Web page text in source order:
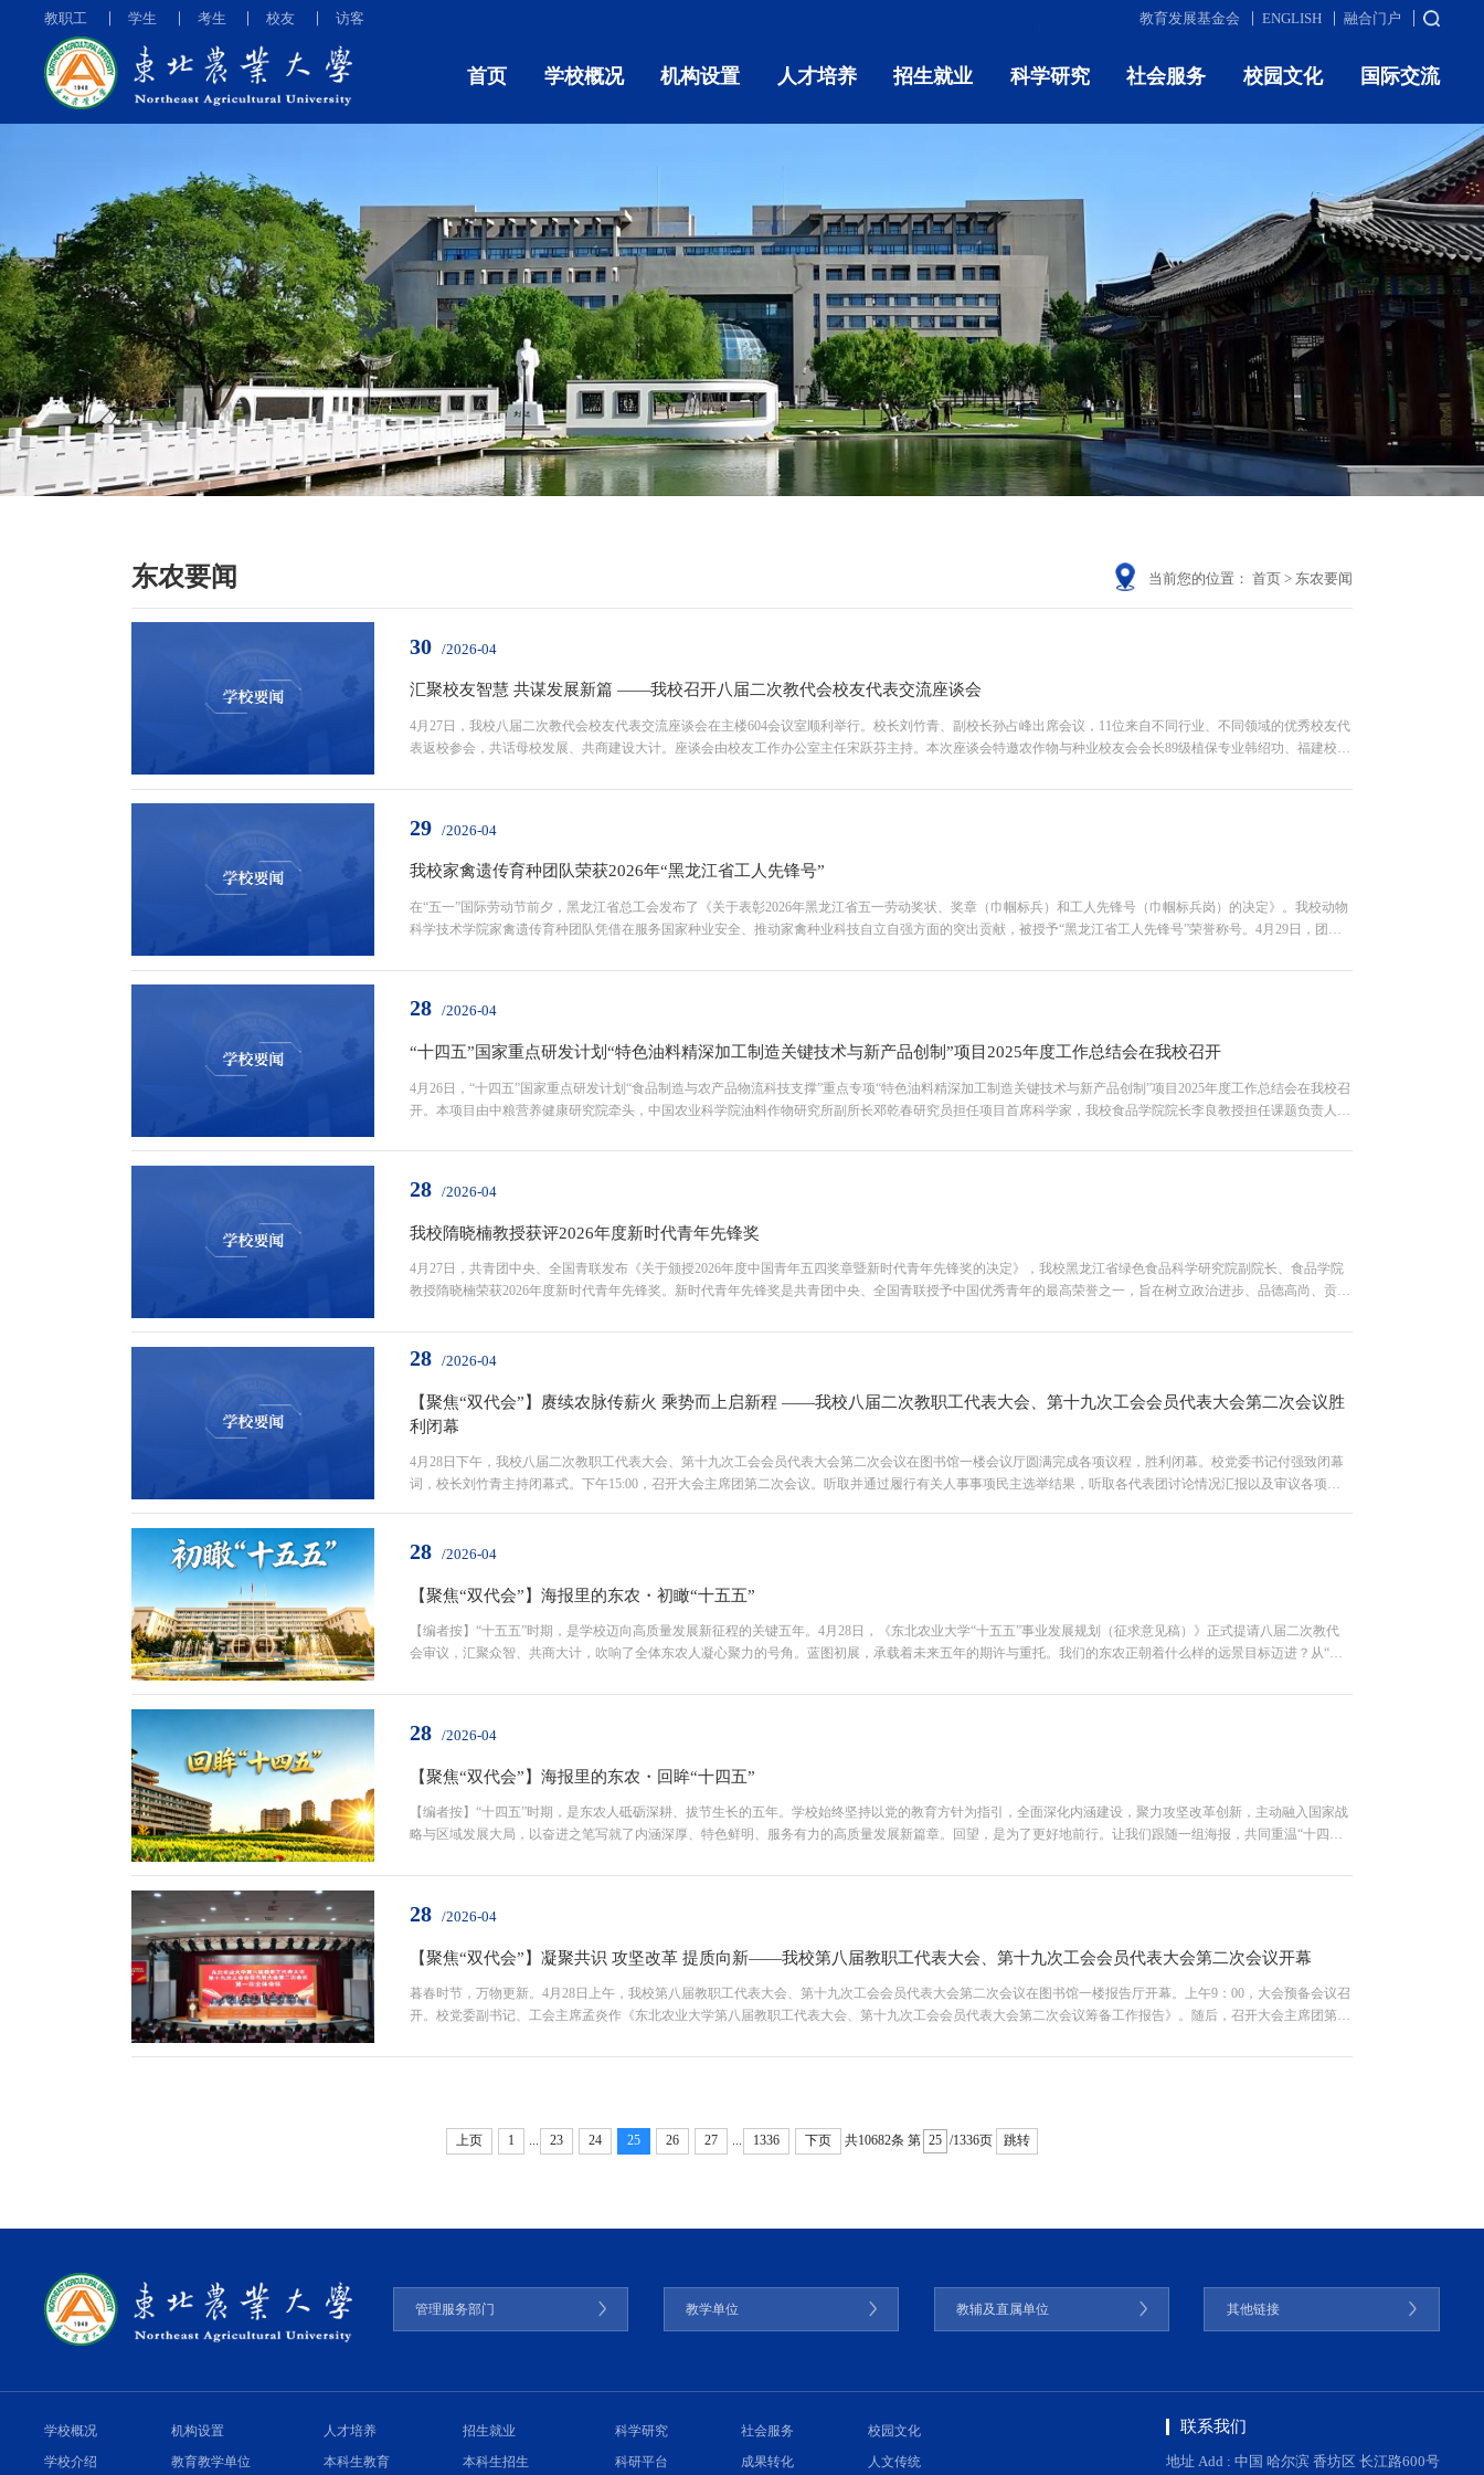
教职工 学生 考生 校友 访客 教育发展基金会 ENGLISH 融合门户
首页 学校概况 机构设置 人才培养 招生就业 科学研究 社会服务 校园文化 国际交流
东农要闻 当前您的位置： 首页 > 东农要闻
30 /2026-04
汇聚校友智慧 共谋发展新篇 ——我校召开八届二次教代会校友代表交流座谈会
4月27日，我校八届二次教代会校友代表交流座谈会在主楼604会议室顺利举行。校长刘竹青、副校长孙占峰出席会议，11位来自不同行业、不同领域的优秀校友代
表返校参会，共话母校发展、共商建设大计。座谈会由校友工作办公室主任宋跃芬主持。本次座谈会特邀农作物与种业校友会会长89级植保专业韩绍功、福建校友
29 /2026-04
我校家禽遗传育种团队荣获2026年“黑龙江省工人先锋号”
在“五一”国际劳动节前夕，黑龙江省总工会发布了《关于表彰2026年黑龙江省五一劳动奖状、奖章（巾帼标兵）和工人先锋号（巾帼标兵岗）的决定》。我校动物
科学技术学院家禽遗传育种团队凭借在服务国家种业安全、推动家禽种业科技自立自强方面的突出贡献，被授予“黑龙江省工人先锋号”荣誉称号。4月29日，团队
28 /2026-04
“十四五”国家重点研发计划“特色油料精深加工制造关键技术与新产品创制”项目2025年度工作总结会在我校召开
4月26日，“十四五”国家重点研发计划“食品制造与农产品物流科技支撑”重点专项“特色油料精深加工制造关键技术与新产品创制”项目2025年度工作总结会在我校召
开。本项目由中粮营养健康研究院牵头，中国农业科学院油料作物研究所副所长邓乾春研究员担任项目首席科学家，我校食品学院院长李良教授担任课题负责人。
28 /2026-04
我校隋晓楠教授获评2026年度新时代青年先锋奖
4月27日，共青团中央、全国青联发布《关于颁授2026年度中国青年五四奖章暨新时代青年先锋奖的决定》，我校黑龙江省绿色食品科学研究院副院长、食品学院
教授隋晓楠荣获2026年度新时代青年先锋奖。新时代青年先锋奖是共青团中央、全国青联授予中国优秀青年的最高荣誉之一，旨在树立政治进步、品德高尚、贡献
28 /2026-04
【聚焦“双代会”】赓续农脉传薪火 乘势而上启新程 ——我校八届二次教职工代表大会、第十九次工会会员代表大会第二次会议胜
利闭幕
4月28日下午，我校八届二次教职工代表大会、第十九次工会会员代表大会第二次会议在图书馆一楼会议厅圆满完成各项议程，胜利闭幕。校党委书记付强致闭幕
词，校长刘竹青主持闭幕式。下午15:00，召开大会主席团第二次会议。听取并通过履行有关人事事项民主选举结果，听取各代表团讨论情况汇报以及审议各项决
28 /2026-04
【聚焦“双代会”】海报里的东农・初瞰“十五五”
【编者按】“十五五”时期，是学校迈向高质量发展新征程的关键五年。4月28日，《东北农业大学“十五五”事业发展规划（征求意见稿）》正式提请八届二次教代
会审议，汇聚众智、共商大计，吹响了全体东农人凝心聚力的号角。蓝图初展，承载着未来五年的期许与重托。我们的东农正朝着什么样的远景目标迈进？从“规
28 /2026-04
【聚焦“双代会”】海报里的东农・回眸“十四五”
【编者按】“十四五”时期，是东农人砥砺深耕、拔节生长的五年。学校始终坚持以党的教育方针为指引，全面深化内涵建设，聚力攻坚改革创新，主动融入国家战
略与区域发展大局，以奋进之笔写就了内涵深厚、特色鲜明、服务有力的高质量发展新篇章。回望，是为了更好地前行。让我们跟随一组海报，共同重温“十四
28 /2026-04
【聚焦“双代会”】凝聚共识 攻坚改革 提质向新——我校第八届教职工代表大会、第十九次工会会员代表大会第二次会议开幕
暮春时节，万物更新。4月28日上午，我校第八届教职工代表大会、第十九次工会会员代表大会第二次会议在图书馆一楼报告厅开幕。上午9：00，大会预备会议召
开。校党委副书记、工会主席孟炎作《东北农业大学第八届教职工代表大会、第十九次工会会员代表大会第二次会议筹备工作报告》。随后，召开大会主席团第一
上页 1 23 24 25 26 27 1336 下页 共10682条 第 /1336页 跳转
管理服务部门 教学单位 教辅及直属单位 其他链接
学校概况
学校介绍
机构设置
教育教学单位
人才培养
本科生教育
招生就业
本科生招生
科学研究
科研平台
社会服务
成果转化
校园文化
人文传统
联系我们
地址 Add : 中国 哈尔滨 香坊区 长江路600号